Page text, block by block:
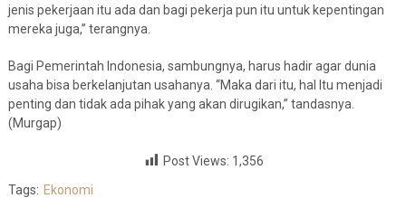
jenis pekerjaan itu ada dan bagi pekerja pun itu untuk kepentingan
mereka juga,” terangnya.
Bagi Pemerintah Indonesia, sambungnya, harus hadir agar dunia
usaha bisa berkelanjutan usahanya. “Maka dari itu, hal Itu menjadi
penting dan tidak ada pihak yang akan dirugikan,” tandasnya.
(Murgap)
Post Views: 1,356
Tags: Ekonomi